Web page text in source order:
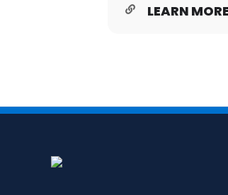
LEARN MORE